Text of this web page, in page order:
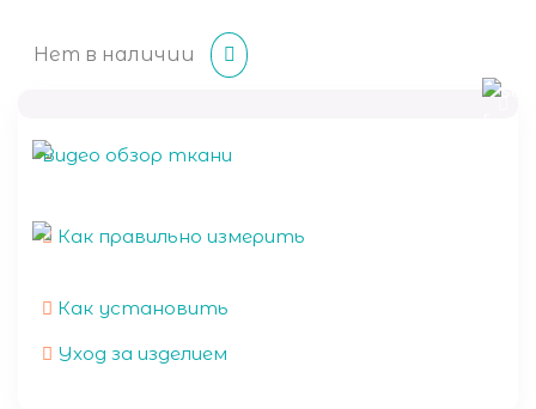
Нет в наличии
Видео обзор ткани
Как правильно измерить
Как установить
Уход за изделием